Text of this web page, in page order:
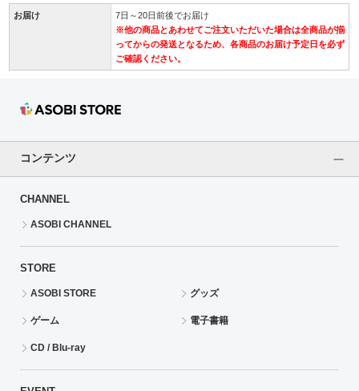
お届け
7日～20日前後でお届け
※他の商品とあわせてご注文いただいた場合は全商品が揃
ってからの発送となるため、各商品のお届け予定日を必ず
ご確認ください。
コンテンツ
CHANNEL
ASOBI CHANNEL
STORE
ASOBI STORE グッズ
ゲーム 電子書籍
CD / Blu-ray